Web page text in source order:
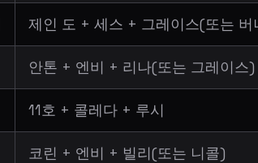
제인 도 + 세스 + 그레이스(또는 버
안톤 + 엔비 + 리나(또는 그레이스)
11호 + 콜레다 + 루시
코린 + 엔비 + 빌리(또는 니콜)